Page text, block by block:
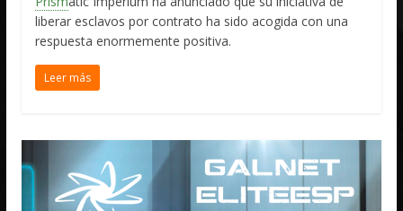
liberar esclavos por contrato ha sido acogida con una
respuesta enormemente positiva.
Leer más